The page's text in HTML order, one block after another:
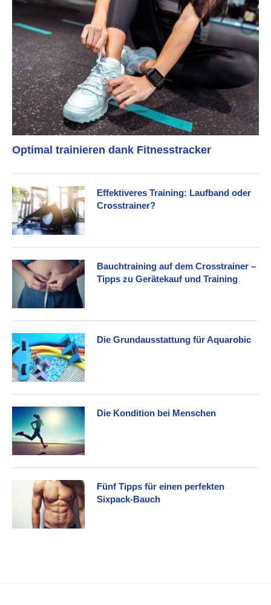
Optimal trainieren dank Fitnesstracker
Effektiveres Training: Laufband oder
Crosstrainer?
Bauchtraining auf dem Crosstrainer –
Tipps zu Gerätekauf und Training
Die Grundausstattung für Aquarobic
Die Kondition bei Menschen
Fünf Tipps für einen perfekten
Sixpack-Bauch